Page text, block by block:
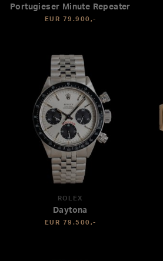
Portugieser Minute Repeater
EUR 79.900,-
ROLEX
Daytona
EUR 79.500,-